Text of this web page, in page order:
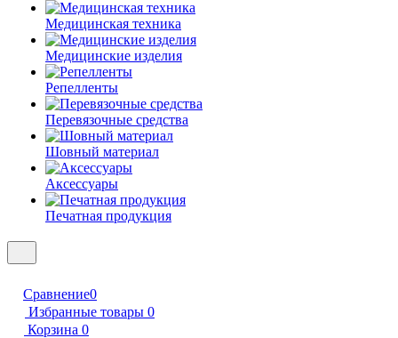
Медицинская техника
Медицинские изделия
Репелленты
Перевязочные средства
Шовный материал
Аксессуары
Печатная продукция
Сравнение0
Избранные товары 0
Корзина 0